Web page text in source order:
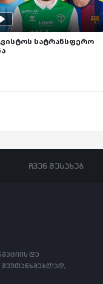
სატრანსფერო
ჩვენ შესახებ
და